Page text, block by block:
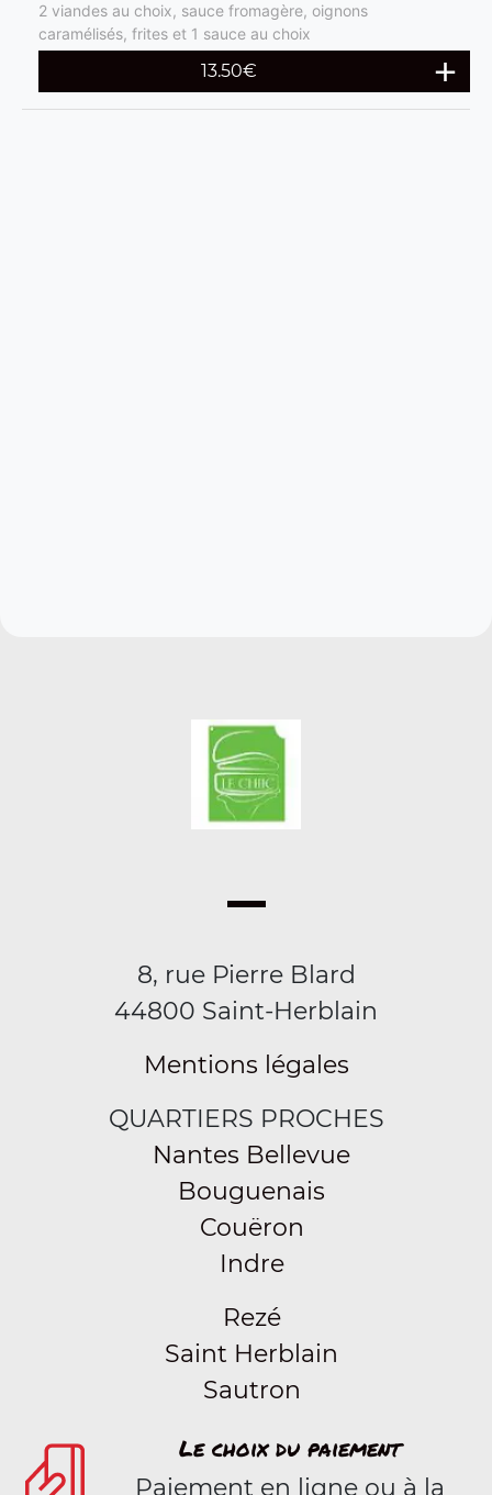
2 viandes au choix, sauce fromagère, oignons
caramélisés, frites et 1 sauce au choix
13.50€
8, rue Pierre Blard
44800 Saint-Herblain
Mentions légales
QUARTIERS PROCHES
Nantes Bellevue
Bouguenais
Couëron
Indre
Rezé
Saint Herblain
Sautron
Le choix du paiement
Paiement en ligne ou à la